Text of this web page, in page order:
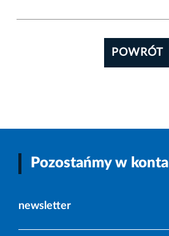
POWRÓT
Pozostańmy w
newsletter